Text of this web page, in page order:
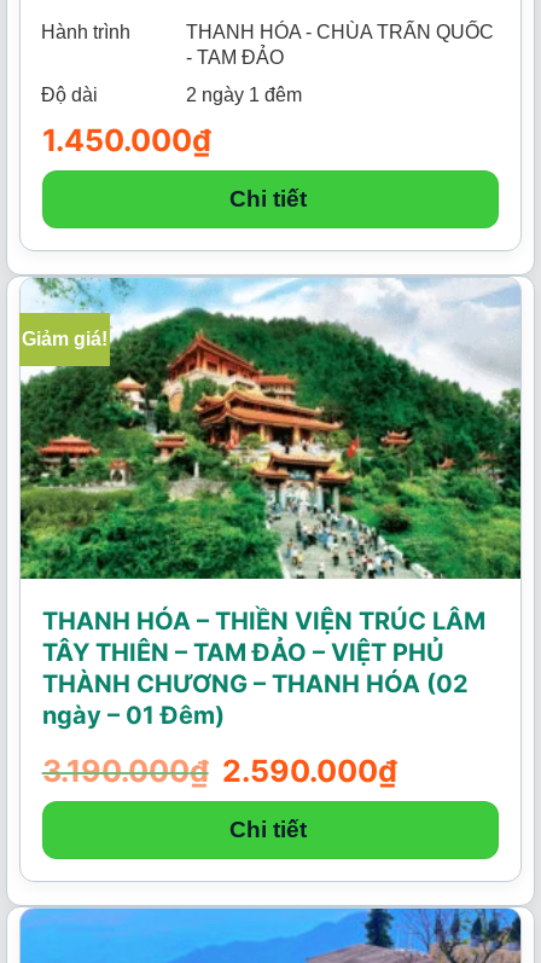
Hành trình
THANH HÓA - CHÙA TRẤN QUỐC
- TAM ĐẢO
Độ dài
2 ngày 1 đêm
1.450.000₫
Chi tiết
Giảm giá!
THANH HÓA – THIỀN VIỆN TRÚC LÂM
TÂY THIÊN – TAM ĐẢO – VIỆT PHỦ
THÀNH CHƯƠNG – THANH HÓA (02
ngày – 01 Đêm)
3.190.000₫ Giá
gốc
là:
3.190.000₫.
2.590.000₫Giá
tại
2.590.000₫.
Chi tiết